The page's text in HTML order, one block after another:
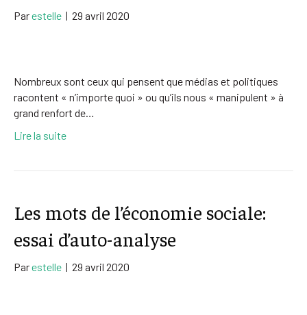
Parestelle | 29 avril 2020
Nombreux sont ceux qui pensent que médias et politiques
racontent « n’importe quoi » ou qu’ils nous « manipulent » à
grand renfort de…
Lire la suite
Les mots de l’économie sociale:
essai d’auto-analyse
Parestelle | 29 avril 2020